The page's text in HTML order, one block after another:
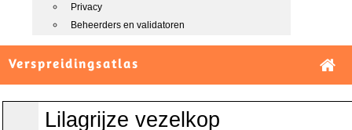
Privacy
Beheerders en validatoren
Verspreidingsatlas